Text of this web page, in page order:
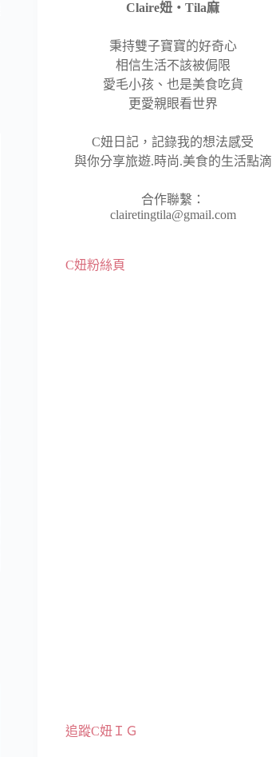
Claire妞‧Tila麻
秉持雙子寶寶的好奇心
相信生活不該被侷限
愛毛小孩、也是美食吃貨
更愛親眼看世界
C妞日記，記錄我的想法感受
與你分享旅遊.時尚.美食的生活點滴
合作聯繫：
clairetingtila@gmail.com
C妞粉絲頁
追蹤C妞ＩＧ